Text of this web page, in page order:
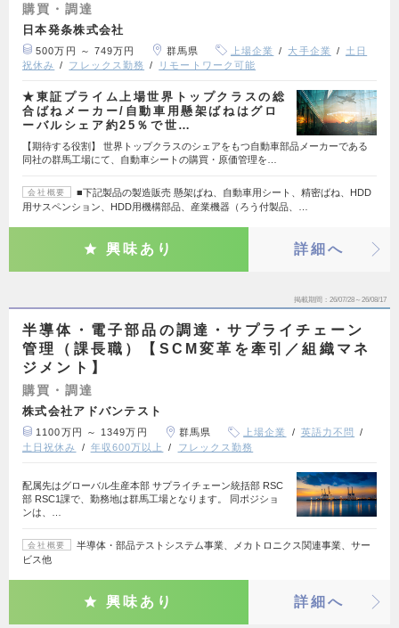
購買・調達
日本発条株式会社
500万円 ～ 749万円 群馬県 上場企業 大手企業
土日
祝休み
フレックス勤務 リモートワーク可能
★東証プライム上場世界トップクラスの総
合ばねメーカー/自動車用懸架ばねはグロ
ーバルシェア約25％で世…
【期待する役割】 世界トップクラスのシェアをもつ自動車部品メーカーである
同社の群馬工場にて、自動車シートの購買・原価管理を…
会社概要
■下記製品の製造販売 懸架ばね、自動車用シート、精密ばね、HDD
用サスペンション、HDD用機構部品、産業機器（ろう付製品、…
興味あり 詳細へ
掲載期間 26/07/28～26/08/17
半導体・電子部品の調達・サプライチェーン
管理（課長職）【SCM変革を牽引／組織マネ
ジメント】
購買・調達
株式会社アドバンテスト
1100万円 ～ 1349万円 群馬県 上場企業
英語力不問
土日祝休み
年収600万以上 フレックス勤務
配属先はグローバル生産本部 サプライチェーン統括部 RSC
部 RSC1課で、勤務地は群馬工場となります。 同ポジショ
ンは、…
会社概要
半導体・部品テストシステム事業、メカトロニクス関連事業、サー
ビス他
興味あり 詳細へ